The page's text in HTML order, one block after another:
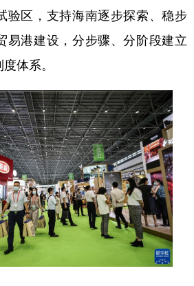
验区，支持海南逐步探索、稳步
易港建设，分步骤、分阶段建立
体系。